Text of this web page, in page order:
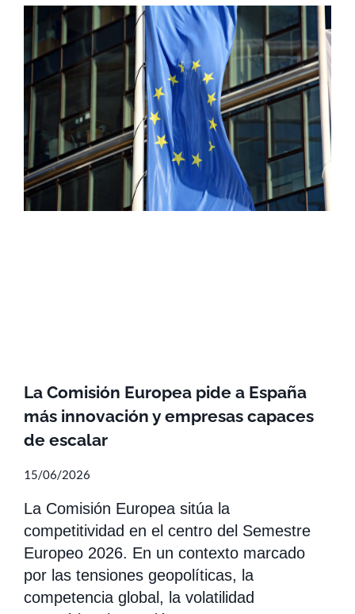
La Comisión Europea pide a España
más innovación y empresas capaces
de escalar
15/06/2026
La Comisión Europea sitúa la
competitividad en el centro del Semestre
Europeo 2026. En un contexto marcado
por las tensiones geopolíticas, la
competencia global, la volatilidad